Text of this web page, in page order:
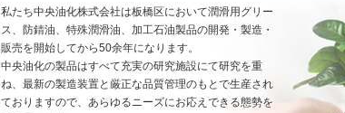
私たち中央油化株式会社は板橋区において潤滑用グリー
ス、防錆油、特殊潤滑油、加工石油製品の開発・製造・
販売を開始してから50余年になります。
中央油化の製品はすべて充実の研究施設にて研究を重
ね、最新の製造装置と厳正な品質管理のもとで生産され
ておりますので、あらゆるニーズにお応えできる態勢を